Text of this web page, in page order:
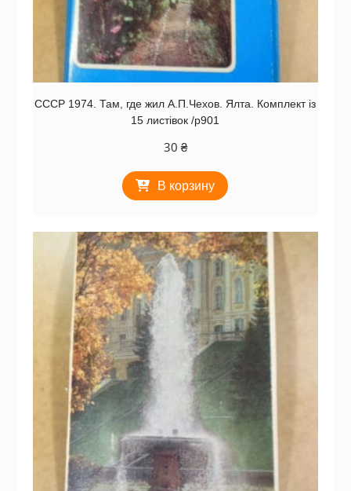
СССР 1974. Там, где жил А.П.Чехов. Ялта. Комплект із
15 листівок /р901
30 ₴
В корзину